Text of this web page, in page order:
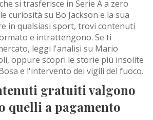
si trasferisce in Serie A a zero
curiosità su Bo Jackson e la sua
in qualsiasi sport, trovi contenuti
e intrattengono. Se ti
leggi l'analisi su Mario
oppure scopri le storie più insolite
e l'intervento dei vigili del fuoco.
gratuiti valgono
quelli a pagamento